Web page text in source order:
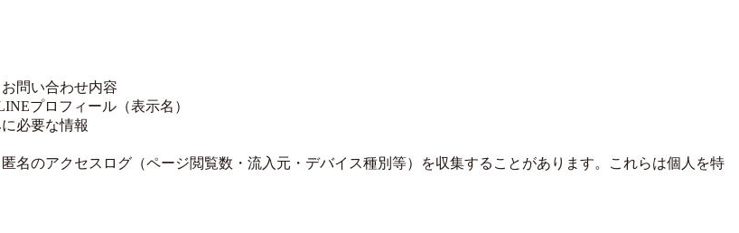
問い合わせ内容
プロフィール（表示名）
必要な情報
名のアクセスログ（ページ閲覧数・流入元・デバイス種別等）を収集することがあります。これらは個人を特